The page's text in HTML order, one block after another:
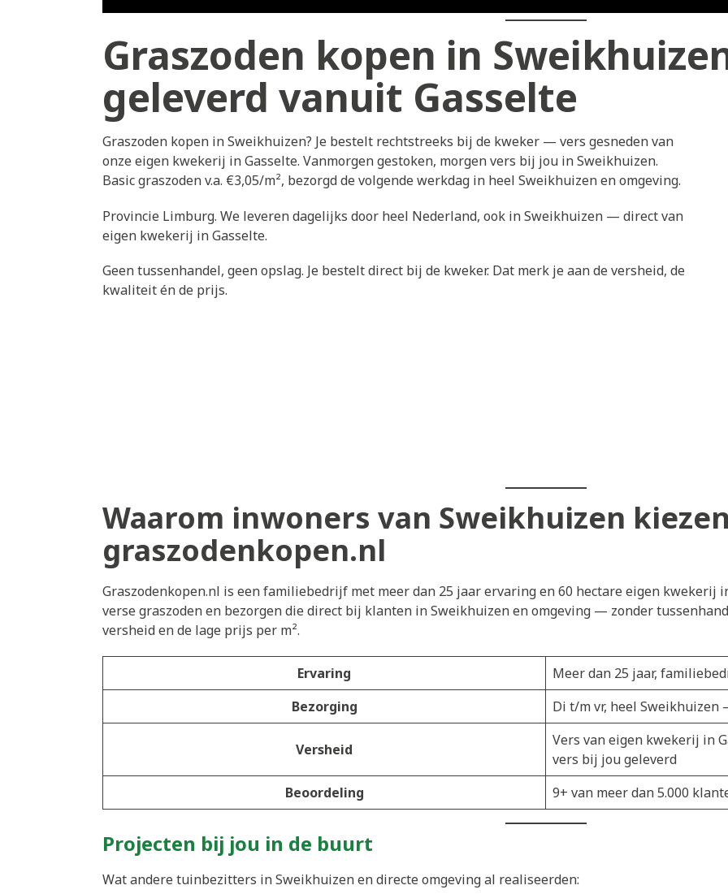
Graszoden kopen in
geleverd vanuit Gasselte
Graszoden kopen in Sweikhuizen? Je bestelt rechtstreeks bij de kweker — vers gesneden van
onze eigen kwekerij in Gasselte. Vanmorgen gestoken, morgen vers bij jou in Sweikhuizen.
Basic graszoden v.a. €3,05/m², bezorgd de volgende werkdag in heel Sweikhuizen en omgeving.
Provincie Limburg. We leveren dagelijks door heel Nederland, ook in Sweikhuizen — direct van
eigen kwekerij in Gasselte.
Geen tussenhandel, geen opslag. Je bestelt direct bij de kweker. Dat merk je aan de versheid, de
kwaliteit én de prijs.
Waarom inwoners van Sweikhuizen
graszodenkopen.nl
Graszodenkopen.nl is een familiebedrijf met meer dan 25 jaar ervaring en 60 hectare eigen kwekerij
verse graszoden en bezorgen die direct bij klanten in Sweikhuizen en omgeving — zonder
versheid en de lage prijs per m².
Ervaring
Meer dan 25 jaar,
Bezorging
Di t/m vr, heel Sweikhuizen
Versheid
Vers van eigen kwekerij in
vers bij jou geleverd
Beoordeling
9+ van meer dan 5.000
Projecten bij jou in de buurt
Wat andere tuinbezitters in Sweikhuizen en directe omgeving al realiseerden: